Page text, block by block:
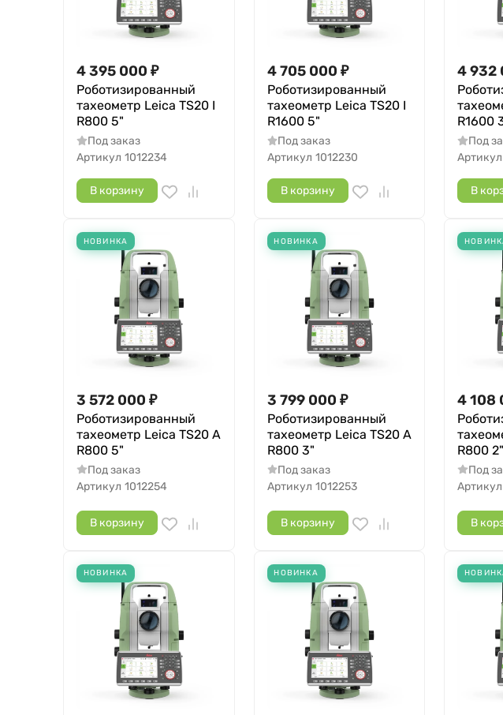
4 395 000 ₽
Роботизированный
тахеометр Leica TS20 I
R800 5"
Под заказ
Артикул 1012234
В корзину
4 705 000 ₽
Роботизированный
тахеометр Leica TS20 I
R1600 5"
Под заказ
Артикул 1012230
В корзину
4 932
R1600
Под
Артикул
В
НОВИНКА
3 572 000 ₽
Роботизированный
тахеометр Leica TS20 A
R800 5"
Под заказ
Артикул 1012254
В корзину
НОВИНКА
3 799 000 ₽
Роботизированный
тахеометр Leica TS20 A
R800 3"
Под заказ
Артикул 1012253
В корзину
4 108
R800 2"
Под
Артикул
В
НОВИНКА НОВИНКА